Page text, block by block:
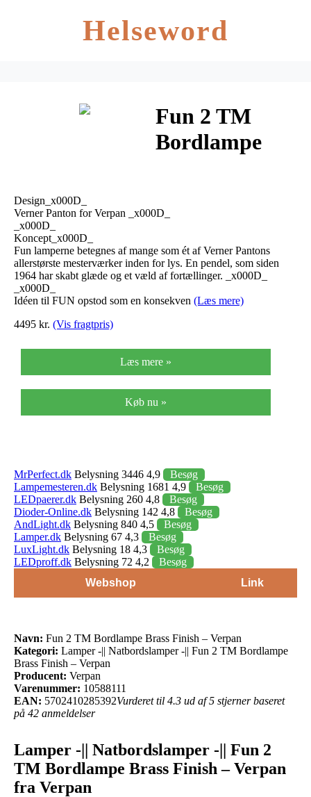
Helseword
Fun 2 TM
Bordlampe
Design_x000D_
Verner Panton for Verpan _x000D_
_x000D_
Koncept_x000D_
Fun lamperne betegnes af mange som ét af Verner Pantons
allerstørste mesterværker inden for lys. En pendel, som siden
1964 har skabt glæde og et væld af fortællinger. _x000D_
_x000D_
Idéen til FUN opstod som en konsekven (Læs mere)
4495 kr. (Vis fragtpris)
Læs mere »
Køb nu »
MrPerfect.dk Belysning 3446 4,9
Besøg
Lampemesteren.dk Belysning 1681 4,9
Besøg
LEDpaerer.dk Belysning 260 4,8
Besøg
Dioder-Online.dk Belysning 142 4,8
Besøg
AndLight.dk Belysning 840 4,5
Besøg
Lamper.dk Belysning 67 4,3
Besøg
LuxLight.dk Belysning 18 4,3
Besøg
LEDproff.dk Belysning 72 4,2
Besøg
Webshop
Link
Navn: Fun 2 TM Bordlampe Brass Finish – Verpan
Kategori: Lamper -|| Natbordslamper -|| Fun 2 TM Bordlampe
Brass Finish – Verpan
Producent: Verpan
Varenummer: 10588111
EAN: 5702410285392Vurderet til 4.3 ud af 5 stjerner baseret
på 42 anmeldelser
Lamper -|| Natbordslamper -|| Fun 2
TM Bordlampe Brass Finish – Verpan
fra Verpan